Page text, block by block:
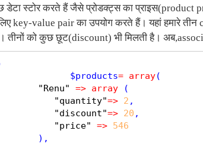
डेटा स्टोर करते हैं जैसे प्रोडक्ट्स का प्राइस(product
key-value pair का उपयोग करते हैं। यहां हमारे तीन
। तीनों को कुछ छूट(discount) भी मिलती है।
$products= array(
"Renu"
=> array (
"quantity"=> 2 ,
"discount"=> 20 ,
"price"
=> 546
),